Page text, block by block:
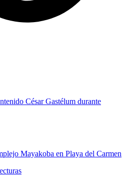
César Gastélum durante
Mayakoba en Playa del Carmen